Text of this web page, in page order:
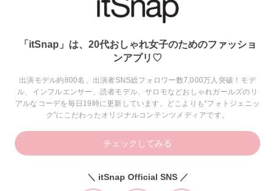
「itSnap」は、20代おしゃれ女子のためのファッショ
ンアプリ♡
出演モデル約800名、出演者SNS総フォロワー数7,000万人突破！モデ
ル、インフルエンサー、読者モデル、サロモなどおしゃれガールズのリ
アルなコーデを毎日19時に更新しています。どこよりも“フォトジェニッ
ク”にこだわったオリジナルコンテンツメディアです。
チェックしてみる
＼ itSnap Official SNS ／